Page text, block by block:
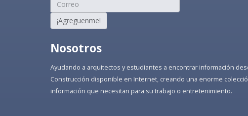
¡Agreguenme!
Nosotros
Ayudando a arquitectos y estudiantes a encontrar información
Construcción disponible en Internet, creando una enorme
información que necesitan para su trabajo o entretenimiento.